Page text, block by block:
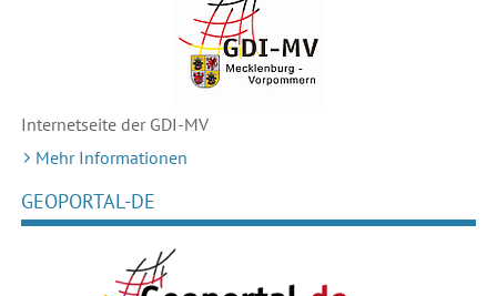
Internetseite der GDI-MV
Mehr Informationen
GEOPORTAL-DE